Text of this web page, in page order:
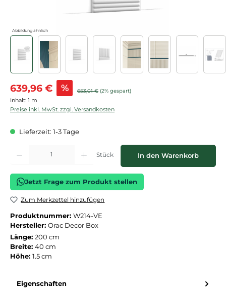
Abbildung ähnlich
Verkaufspreis:
639,96 € % Regulärer Preis:
653,01 € (2% gespart)
Inhalt: 1 m
Preise inkl. MwSt. zzgl. Versandkosten
Lieferzeit: 1-3 Tage
Produkt Anzahl: Gib den gewünschten Wert ein oder benutze die
Stück In den Warenkorb
Jetzt Frage zum Produkt stellen
Zum Merkzettel hinzufügen
Produktnummer: W214-VE
Hersteller: Orac Decor Box
Länge: 200 cm
Breite: 40 cm
Höhe: 1.5 cm
Eigenschaften